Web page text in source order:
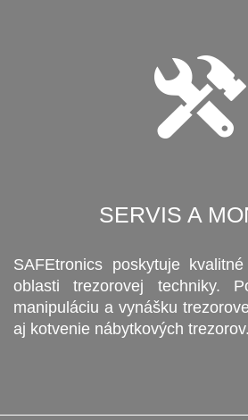
SERVIS A
SAFEtronics poskytuje
oblasti trezorovej techniky.
manipuláciu a vynášku
aj kotvenie nábytkových trezorov.